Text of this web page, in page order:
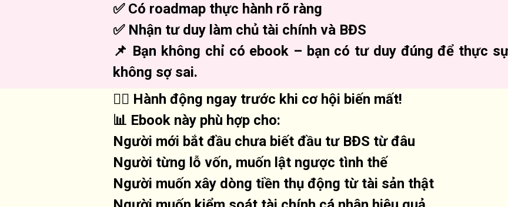
✅ Có roadmap thực hành rõ ràng
✅ Nhận tư duy làm chủ tài chính và BĐS
📌 Bạn không chỉ có ebook – bạn có tư duy đúng để thực
không sợ sai.
🏃‍♂️ Hành động ngay trước khi cơ hội biến mất!
📊 Ebook này phù hợp cho:
Người mới bắt đầu chưa biết đầu tư BĐS từ đâu
Người từng lỗ vốn, muốn lật ngược tình thế
Người muốn xây dòng tiền thụ động từ tài sản thật